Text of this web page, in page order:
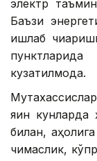
электр
Баъзи
ишлаб
кузатилмоқда.
яқин
билан, аҳолига
чиқмаслик,